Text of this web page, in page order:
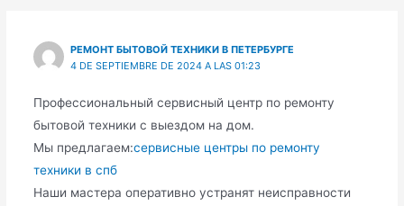
РЕМОНТ БЫТОВОЙ ТЕХНИКИ В ПЕТЕРБУРГЕ
4 DE SEPTIEMBRE DE 2024 A LAS 01:23
Профессиональный сервисный центр по ремонту
бытовой техники с выездом на дом.
Мы предлагаем:сервисные центры по ремонту
техники в спб
Наши мастера оперативно устранят неисправности